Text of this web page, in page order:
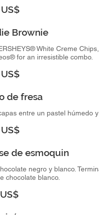
Brownie
White Creme
for an irresistible combo.
de fresa
entre un pastel húmedo
de esmoquin
negro y blanco.
chocolate blanco.